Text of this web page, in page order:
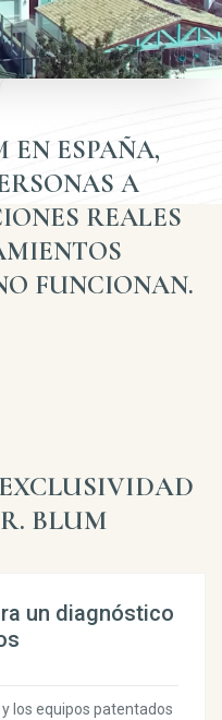
EN ESPAÑA,
A
REALES
FUNCIONAN.
BLUM
un diagnóstico
los equipos patentados